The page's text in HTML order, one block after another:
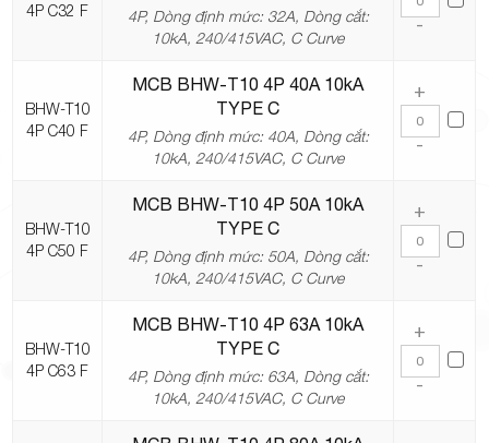
4P C32 F
4P, Dòng định mức: 32A, Dòng cắt:
10kA, 240/415VAC, C Curve
-
BHW-T10
4P C40 F
MCB BHW-T10 4P 40A 10kA
TYPE C
4P, Dòng định mức: 40A, Dòng cắt:
10kA, 240/415VAC, C Curve
+
-
BHW-T10
4P C50 F
MCB BHW-T10 4P 50A 10kA
TYPE C
4P, Dòng định mức: 50A, Dòng cắt:
10kA, 240/415VAC, C Curve
+
-
BHW-T10
4P C63 F
MCB BHW-T10 4P 63A 10kA
TYPE C
4P, Dòng định mức: 63A, Dòng cắt:
10kA, 240/415VAC, C Curve
+
-